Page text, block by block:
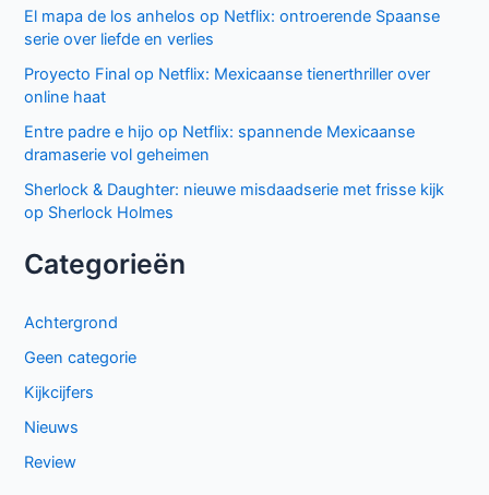
El mapa de los anhelos op Netflix: ontroerende Spaanse
serie over liefde en verlies
Proyecto Final op Netflix: Mexicaanse tienerthriller over
online haat
Entre padre e hijo op Netflix: spannende Mexicaanse
dramaserie vol geheimen
Sherlock & Daughter: nieuwe misdaadserie met frisse kijk
op Sherlock Holmes
Categorieën
Achtergrond
Geen categorie
Kijkcijfers
Nieuws
Review